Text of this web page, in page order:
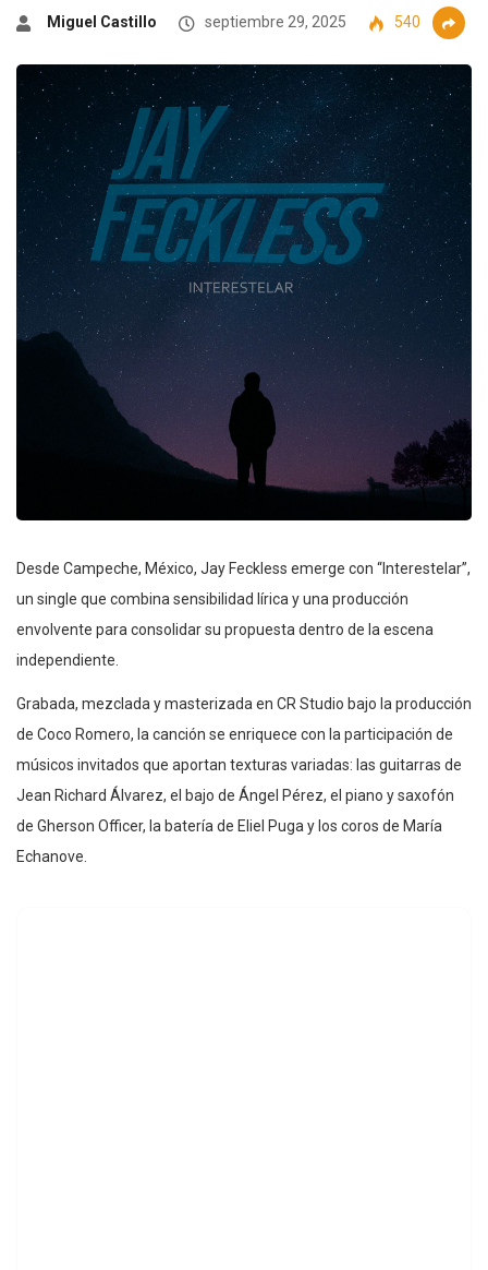
Miguel Castillo septiembre 29, 2025 540
Desde Campeche, México, Jay Feckless emerge con “Interestelar”,
un single que combina sensibilidad lírica y una producción
envolvente para consolidar su propuesta dentro de la escena
independiente.
Grabada, mezclada y masterizada en CR Studio bajo la producción
de Coco Romero, la canción se enriquece con la participación de
músicos invitados que aportan texturas variadas: las guitarras de
Jean Richard Álvarez, el bajo de Ángel Pérez, el piano y saxofón
de Gherson Officer, la batería de Eliel Puga y los coros de María
Echanove.